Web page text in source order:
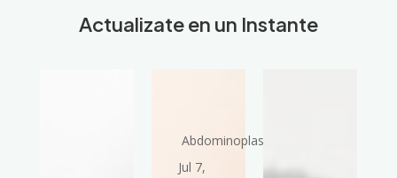
Actualizate en un Instante
Abdominoplastia
Jul 7,